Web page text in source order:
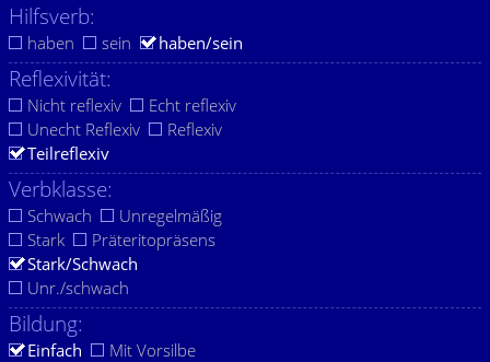
Hilfsverb:
haben sein haben/sein
Reflexivität:
Nicht reflexiv
Echt reflexiv
Unecht Reflexiv
Reflexiv
Teilreflexiv
Verbklasse:
Schwach
Unregelmäßig
Stark
Präteritopräsens
Stark/Schwach
Unr./schwach
Bildung:
Einfach Mit Vorsilbe